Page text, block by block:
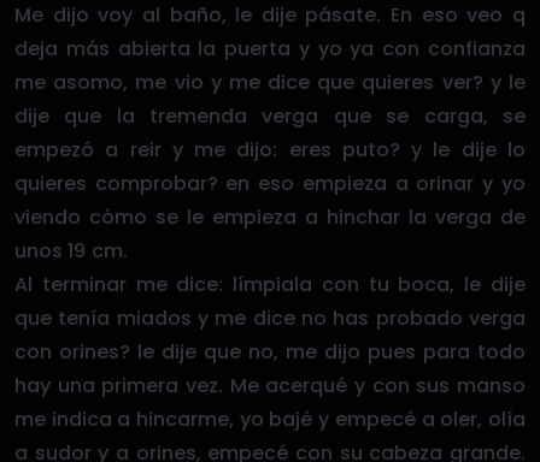
Me dijo voy al baño, le dije pásate. En eso veo q
deja más abierta la puerta y yo ya con confianza
me asomo, me vio y me dice que quieres ver? y le
dije que la tremenda verga que se carga, se
empezó a reir y me dijo: eres puto? y le dije lo
quieres comprobar? en eso empieza a orinar y yo
viendo cómo se le empieza a hinchar la verga de
unos 19 cm.
Al terminar me dice: límpiala con tu boca, le dije
que tenía miados y me dice no has probado verga
con orines? le dije que no, me dijo pues para todo
hay una primera vez. Me acerqué y con sus manso
me indica a hincarme, yo bajé y empecé a oler, olía
a sudor y a orines, empecé con su cabeza grande.